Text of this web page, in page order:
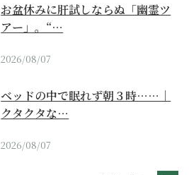
お盆休みに肝試しならぬ「幽霊ツ
アー」。“…
2026/08/07
ベッドの中で眠れず朝３時……｜
クタクタな…
2026/08/07